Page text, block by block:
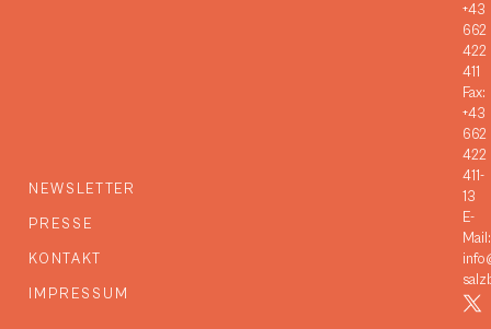
NEWSLETTER
PRESSE
KONTAKT
IMPRESSUM
+43
662
422
411
Fax:
+43
662
422
411-
13
E-
Mail: